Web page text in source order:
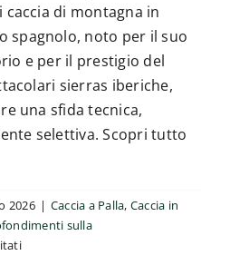
di montagna in
spagnolo, noto per il suo
e per il prestigio del
sierras iberiche,
una sfida tecnica,
selettiva. Scopri tutto
2026 | Caccia a Palla, Caccia in
sulla
su
Il Nobile Cacciatore